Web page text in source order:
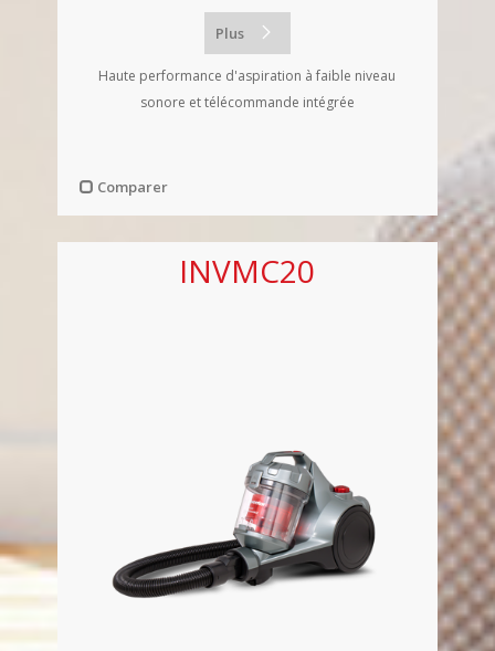
Plus
Haute performance d'aspiration à faible niveau
sonore et télécommande intégrée
Comparer
INVMC20